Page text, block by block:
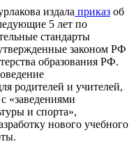
издала приказ об
5 лет по
стандарты
законом РФ
образования РФ.
родителей и учителей,
«заведениями
и спорта»,
нового учебного